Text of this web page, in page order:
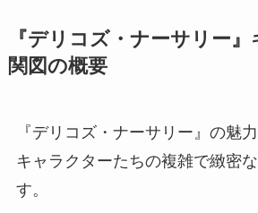
『デリコズ・ナーサリー
関図の概要
『デリコズ・ナーサリー』の魅
キャラクターたちの複雑で緻密
す。